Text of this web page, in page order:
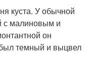
куста. У обычной
с малиновым и
он
темный и выцвел